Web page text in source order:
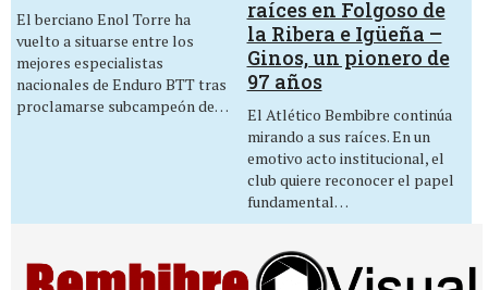
El berciano Enol Torre ha
vuelto a situarse entre los
mejores especialistas
nacionales de Enduro BTT tras
proclamarse subcampeón de…
raíces en Folgoso de
la Ribera e Igüeña –
Ginos, un pionero de
97 años
El Atlético Bembibre continúa
mirando a sus raíces. En un
emotivo acto institucional, el
club quiere reconocer el papel
fundamental…